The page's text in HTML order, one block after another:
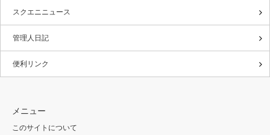
スクエニニュース
管理人日記
便利リンク
メニュー
このサイトについて